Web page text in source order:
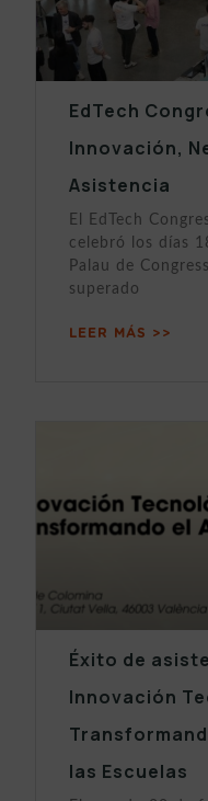
EdTech
Innovación,
Asistencia
El EdTech
celebró los días
Palau de
superado
LEER MÁS >>
Éxito de
Innovación
las Escuelas